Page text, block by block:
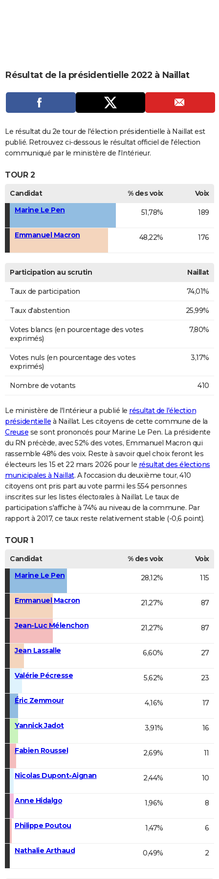
CARTE DE VOEUX
DICTIONNAIRE
Dictionnaire
Biographies
Expressions
Proverbes
PROGRAMME TV
COPAINS D'AVANT
Se connecter
Collèges
Universités
Entreprises
Service militaire
Avis de recherche
AVIS DE DÉCÈS
FORUM
Bricolage
Culture
Television
Voyage
Résultat de la présidentielle 2022 à Naillat
Le résultat du 2e tour de l'élection présidentielle à Naillat est
publié. Retrouvez ci-dessous le résultat officiel de l'élection
communiqué par le ministère de l'Intérieur.
TOUR 2
Candidat % des voix
Voix
Marine Le Pen
51,78% 189
Emmanuel Macron 48,22% 176
Participation au scrutin Naillat
Taux de participation 74,01%
Taux d'abstention 25,99%
Votes blancs (en pourcentage des votes
exprimés)
7,80%
Votes nuls (en pourcentage des votes
exprimés)
3,17%
Nombre de votants 410
Le ministère de l'Intérieur a publié le résultat de l'élection
présidentielle à Naillat. Les citoyens de cette commune de la
Creuse se sont prononcés pour Marine Le Pen. La présidente
du RN précède, avec 52% des votes, Emmanuel Macron qui
rassemble 48% des voix. Reste à savoir quel choix feront les
électeurs les 15 et 22 mars 2026 pour le résultat des élections
municipales à Naillat. A l'occasion du deuxième tour, 410
citoyens ont pris part au vote parmi les 554 personnes
inscrites sur les listes électorales à Naillat. Le taux de
participation s'affiche à 74% au niveau de la commune. Par
rapport à 2017, ce taux reste relativement stable (-0,6 point).
TOUR 1
Candidat % des voix
Voix
Marine Le Pen
28,12% 115
Emmanuel Macron 21,27% 87
Jean-Luc Mélenchon 21,27% 87
Jean Lassalle 6,60% 27
Valérie Pécresse 5,62% 23
Éric Zemmour 4,16% 17
Yannick Jadot 3,91% 16
Fabien Roussel 2,69% 11
Nicolas Dupont-Aignan 2,44% 10
Anne Hidalgo 1,96% 8
Philippe Poutou 1,47% 6
Nathalie Arthaud 0,49% 2